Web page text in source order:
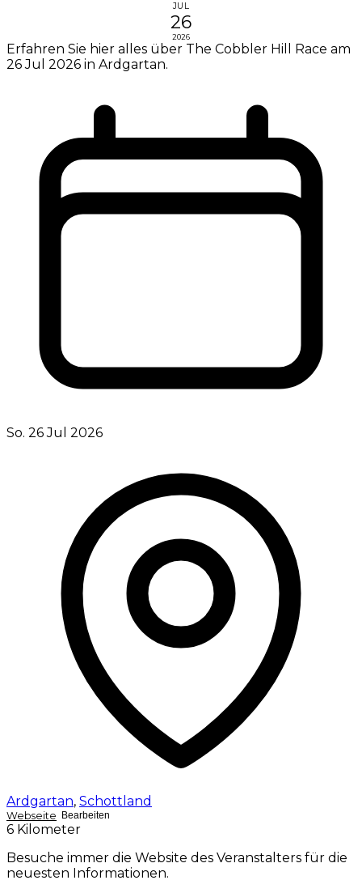
JUL
26
2026
Erfahren Sie hier alles über The Cobbler Hill Race am
26 Jul 2026 in Ardgartan.
So. 26 Jul 2026
Ardgartan, Schottland
Webseite Bearbeiten
6 Kilometer
Besuche immer die Website des Veranstalters für die
neuesten Informationen.